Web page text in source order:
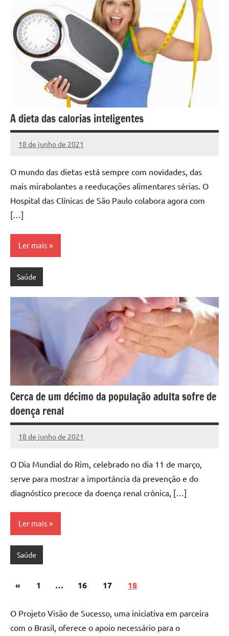
A dieta das calorias inteligentes
18 de junho de 2021
projeto
O mundo das dietas está sempre com novidades, das
mais mirabolantes a reeducações alimentares sérias. O
Hospital das Clínicas de São Paulo colabora agora com
[…]
Ler mais
Saúde
Cerca de um décimo da população adulta sofre de
doença renal
18 de junho de 2021
projeto
O Dia Mundial do Rim, celebrado no dia 11 de março,
serve para mostrar a importância da prevenção e do
diagnóstico precoce da doença renal crônica, […]
Ler mais
Saúde
Paginação
posts
«Post1 … 16 17 18
O Projeto Visão de Sucesso, uma iniciativa em parceira
com o Brasil, oferece o apoio necessário para o